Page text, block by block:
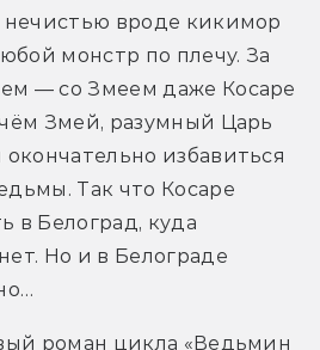
нечистью вроде кикимор
монстр по плечу. За
— со Змеем даже Косаре
Змей, разумный Царь
избавиться
Так что Косаре
в Белоград, куда
Но и в Белограде
роман цикла «Ведьмин